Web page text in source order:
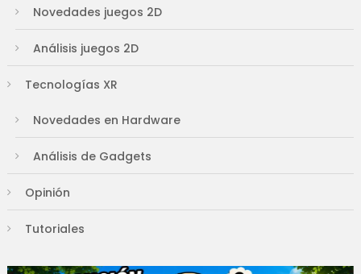
Novedades juegos 2D
Análisis juegos 2D
Tecnologías XR
Novedades en Hardware
Análisis de Gadgets
Opinión
Tutoriales